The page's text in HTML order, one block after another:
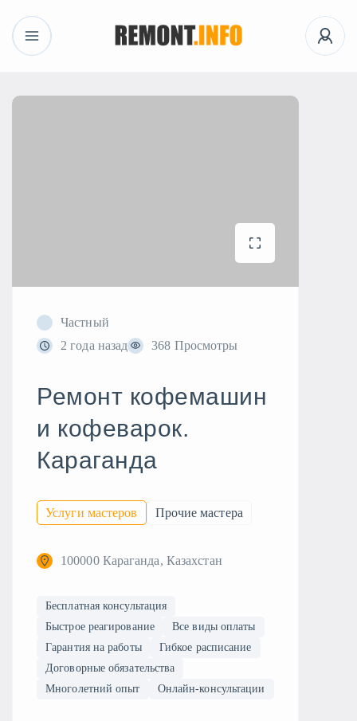
Частный
2 года назад
368 Просмотры
Ремонт кофемашин
и кофеварок.
Караганда
Услуги мастеров Прочие мастера
100000 Караганда, Казахстан
Бесплатная консультация
Быстрое реагирование
Все виды оплаты
Гарантия на работы
Гибкое расписание
Договорные обязательства
Многолетний опыт
Онлайн-консультации